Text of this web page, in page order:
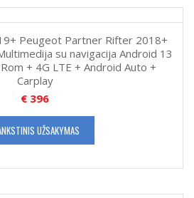
Peugeot Partner Rifter 2018+
su navigacija Android 13
+ 4G LTE + Android Auto +
Carplay
€ 396
UŽSAKYMAS